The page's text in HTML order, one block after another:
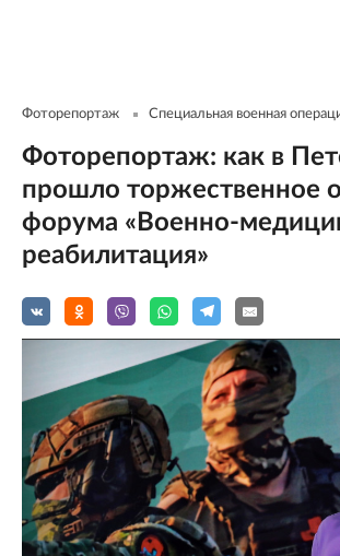
Фоторепортаж Специальная военная
Фоторепортаж: как в
прошло торжественное
форума «Военно-
реабилитация»